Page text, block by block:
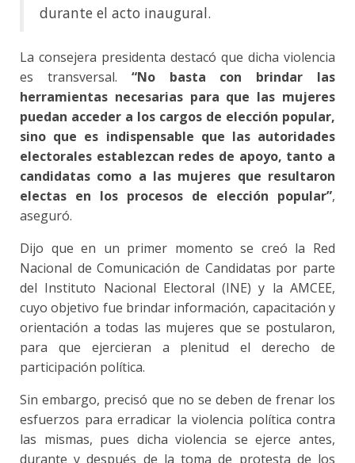
durante el acto inaugural.
La consejera presidenta destacó que dicha violencia
es transversal. “No basta con brindar las
herramientas necesarias para que las mujeres
puedan acceder a los cargos de elección popular,
sino que es indispensable que las autoridades
electorales establezcan redes de apoyo, tanto a
candidatas como a las mujeres que resultaron
electas en los procesos de elección popular”,
aseguró.
Dijo que en un primer momento se creó la Red
Nacional de Comunicación de Candidatas por parte
del Instituto Nacional Electoral (INE) y la AMCEE,
cuyo objetivo fue brindar información, capacitación y
orientación a todas las mujeres que se postularon,
para que ejercieran a plenitud el derecho de
participación política.
Sin embargo, precisó que no se deben de frenar los
esfuerzos para erradicar la violencia política contra
las mismas, pues dicha violencia se ejerce antes,
durante y después de la toma de protesta de los